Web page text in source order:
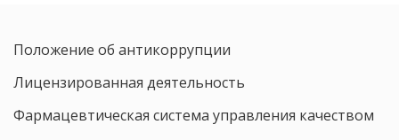
влияют
нейротрансмиттеры
Положение об антикоррупции
Лицензированная деятельность
Фармацевтическая система управления качеством